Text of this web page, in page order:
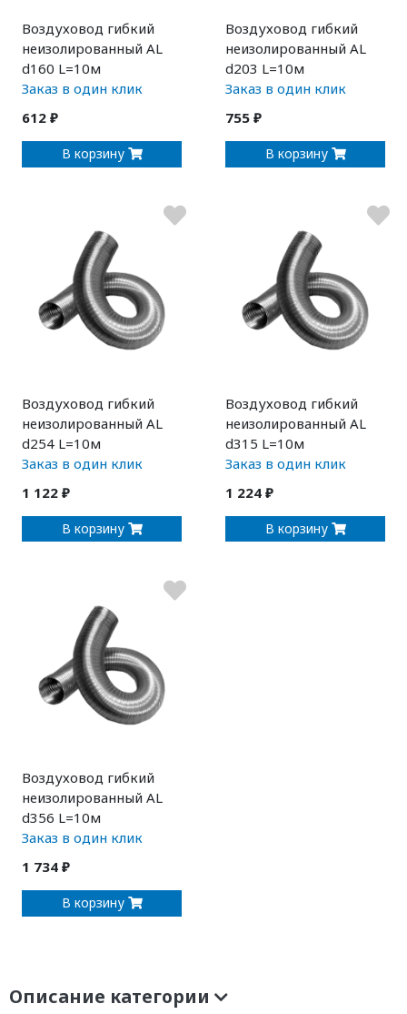
Воздуховод гибкий
неизолированный AL
d160 L=10м
Заказ в один клик
612 ₽
В корзину
Воздуховод гибкий
неизолированный AL
d203 L=10м
Заказ в один клик
755 ₽
В корзину
Воздуховод гибкий
неизолированный AL
d254 L=10м
Заказ в один клик
1 122 ₽
В корзину
Воздуховод гибкий
неизолированный AL
d315 L=10м
Заказ в один клик
1 224 ₽
В корзину
Воздуховод гибкий
неизолированный AL
d356 L=10м
Заказ в один клик
1 734 ₽
В корзину
Описание категории